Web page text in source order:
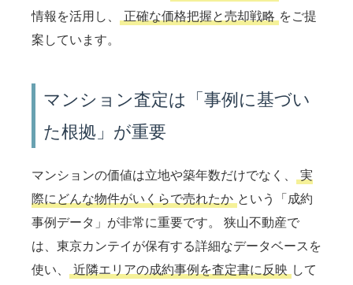
情報を活用し、
正確な価格把握と売却戦略 をご提
案しています。
マンション査定は「事例に基づい
た根拠」が重要
マンションの価値は立地や築年数だけでなく、
実
際にどんな物件がいくらで売れたか という「成約
事例データ」が非常に重要です。 狭山不動産で
は、東京カンテイが保有する詳細なデータベースを
使い、
近隣エリアの成約事例を査定書に反映 して